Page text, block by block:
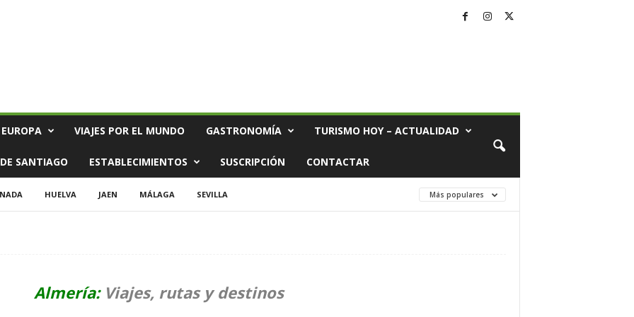
VIAJES POR EL MUNDO GASTRONOMÍA TURISMO HOY – ACTUALIDAD
SANTIAGO ESTABLECIMIENTOS SUSCRIPCIÓN CONTACTAR
HUELVA JAEN MÁLAGA SEVILLA Más populares
Almería: Viajes, rutas y destinos